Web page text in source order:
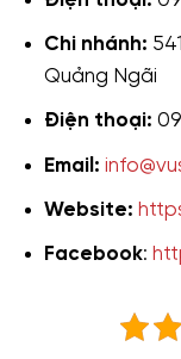
Chi nhánh:
Quảng Ngãi
Điện thoại:
Email:
Website:
Facebook: